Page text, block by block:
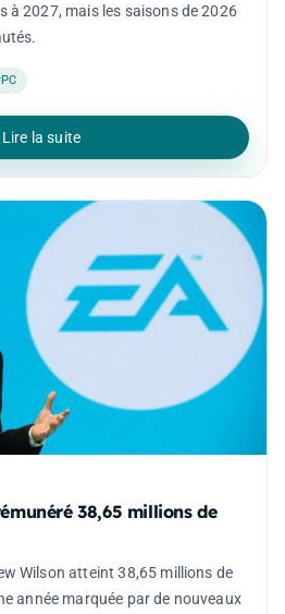
à 2027, mais les saisons de 2026
Lire la suite
38,65 millions de
Wilson atteint 38,65 millions de
année marquée par de nouveaux